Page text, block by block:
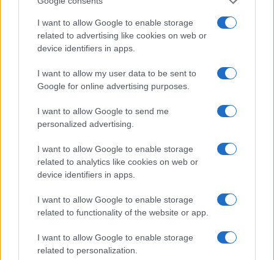
I want to allow Google to enable storage
related to advertising like cookies on web or
device identifiers in apps.
I want to allow my user data to be sent to
Google for online advertising purposes.
I want to allow Google to send me
personalized advertising.
I want to allow Google to enable storage
related to analytics like cookies on web or
device identifiers in apps.
I want to allow Google to enable storage
related to functionality of the website or app.
I want to allow Google to enable storage
related to personalization.
Petrolio in calo: Brent a 88.9 dollari, ribassi diffusi tra le
materie prime
Andrea Innocenti · 6 Ago 2026
Petrolio in calo: Brent a 91,82$, ribassi a due cifre per greggio
Andrea Innocenti · 5 Ago 2026